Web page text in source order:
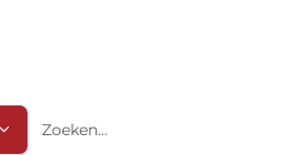
Zoeken